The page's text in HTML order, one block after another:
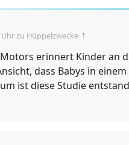
Uhrzu Hüppelzwecke ⇡
erinnert Kinder an
dass Babys in
ist diese Studie